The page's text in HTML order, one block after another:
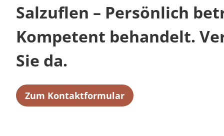
Salzuflen – Persönlich
Kompetent behandelt.
Sie da.
Zum Kontaktformular